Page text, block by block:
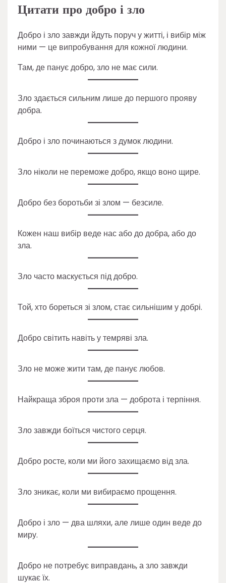
Цитати про добро і зло
Добро і зло завжди йдуть поруч у житті, і вибір між
ними — це випробування для кожної людини.
Там, де панує добро, зло не має сили.
Зло здається сильним лише до першого прояву
добра.
Добро і зло починаються з думок людини.
Зло ніколи не переможе добро, якщо воно щире.
Добро без боротьби зі злом — безсиле.
Кожен наш вибір веде нас або до добра, або до
зла.
Зло часто маскується під добро.
Той, хто бореться зі злом, стає сильнішим у добрі.
Добро світить навіть у темряві зла.
Зло не може жити там, де панує любов.
Найкраща зброя проти зла — доброта і терпіння.
Зло завжди боїться чистого серця.
Добро росте, коли ми його захищаємо від зла.
Зло зникає, коли ми вибираємо прощення.
Добро і зло — два шляхи, але лише один веде до
миру.
Добро не потребує виправдань, а зло завжди
шукає їх.